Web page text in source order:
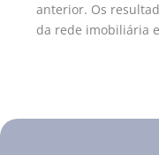
anterior. Os
da rede imobiliária